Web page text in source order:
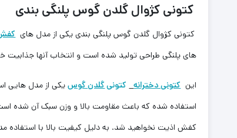
کتونی کژوال گلدن گوس پلنگی بندی
کتونی کژوال گلدن گوس پلنگی بندی یکی از مدل های کفش
های پلنگی طراحی تولید شده است و انتخاب آنها
این کتونی دخترانه کتونی گلدن گوسیکی از مدل هایی
استفاده شده که باعث‌ مقاومت بالا و وزن سبک ‌آن شده
کفش اذیت نخواهید شد. به دلیل کیفیت بالا با استفاده